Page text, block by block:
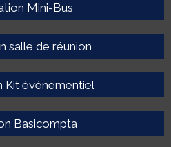
Mini-Bus
salle de réunion
Kit événementiel
Basicompta